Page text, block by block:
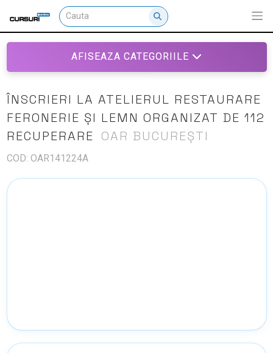
AFISEAZA CATEGORIILE
ÎNSCRIERI LA ATELIERUL RESTAURARE
FERONERIE ȘI LEMN ORGANIZAT DE 112
RECUPERARE OAR BUCUREȘTI
COD: OAR141224A